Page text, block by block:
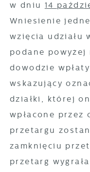
w dniu 14
Wniesienie
wzięcia udziału
podane powyżej
dowodzie
wskazujący
działki, której
wpłacone przez
przetargu
zamknięciu
przetarg